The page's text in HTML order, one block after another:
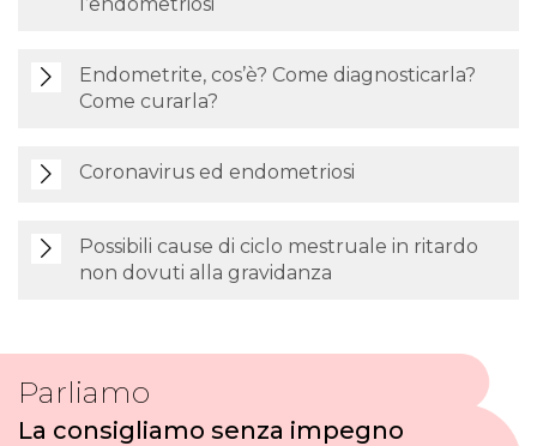
Endometrite, cos’è? Come diagnosticarla?
Come curarla?
Coronavirus ed endometriosi
Possibili cause di ciclo mestruale in ritardo
non dovuti alla gravidanza
Parliamo
La consigliamo senza impegno